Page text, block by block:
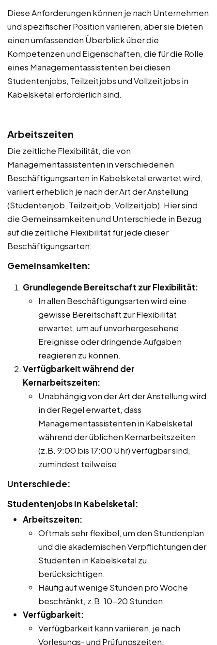
Diese Anforderungen können je nach Unternehmen
und spezifischer Position variieren, aber sie bieten
einen umfassenden Überblick über die
Kompetenzen und Eigenschaften, die für die Rolle
eines Managementassistenten bei diesen
Studentenjobs, Teilzeitjobs und Vollzeitjobs in
Kabelsketal erforderlich sind.
Arbeitszeiten
Die zeitliche Flexibilität, die von
Managementassistenten in verschiedenen
Beschäftigungsarten in Kabelsketal erwartet wird,
variiert erheblich je nach der Art der Anstellung
(Studentenjob, Teilzeitjob, Vollzeitjob). Hier sind
die Gemeinsamkeiten und Unterschiede in Bezug
auf die zeitliche Flexibilität für jede dieser
Beschäftigungsarten:
Gemeinsamkeiten:
Grundlegende Bereitschaft zur Flexibilität:
In allen Beschäftigungsarten wird eine
gewisse Bereitschaft zur Flexibilität
erwartet, um auf unvorhergesehene
Ereignisse oder dringende Aufgaben
reagieren zu können.
Verfügbarkeit während der
Kernarbeitszeiten:
Unabhängig von der Art der Anstellung wird
in der Regel erwartet, dass
Managementassistenten in Kabelsketal
während der üblichen Kernarbeitszeiten
(z.B. 9:00 bis 17:00 Uhr) verfügbar sind,
zumindest teilweise.
Unterschiede:
Studentenjobs in Kabelsketal:
Arbeitszeiten:
Oftmals sehr flexibel, um den Stundenplan
und die akademischen Verpflichtungen der
Studenten in Kabelsketal zu
berücksichtigen.
Häufig auf wenige Stunden pro Woche
beschränkt, z.B. 10-20 Stunden.
Verfügbarkeit:
Verfügbarkeit kann variieren, je nach
Vorlesungs- und Prüfungszeiten.